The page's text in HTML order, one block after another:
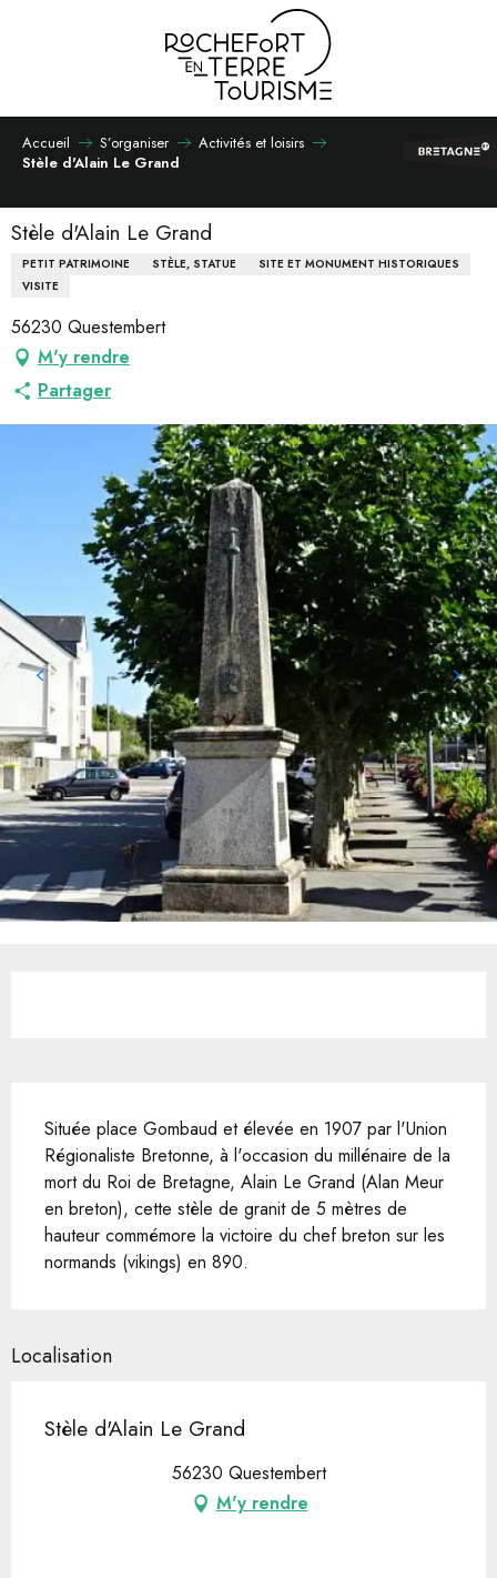
Accueil S’organiser
Activités et loisirs
Stèle d'Alain Le Grand
Stèle d'Alain Le Grand
PETIT PATRIMOINE STÈLE, STATUE
SITE ET MONUMENT HISTORIQUES
VISITE
56230 Questembert
M'y rendre
Partager
Située place Gombaud et élevée en 1907 par l'Union
Régionaliste Bretonne, à l'occasion du millénaire de la
mort du Roi de Bretagne, Alain Le Grand (Alan Meur
en breton), cette stèle de granit de 5 mètres de
hauteur commémore la victoire du chef breton sur les
normands (vikings) en 890.
Localisation
Stèle d'Alain Le Grand
56230 Questembert
M'y rendre